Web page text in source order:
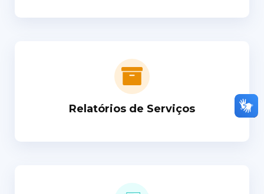
Relatórios de Serviços